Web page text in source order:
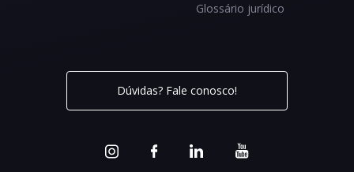
Glossário jurídico
Dúvidas? Fale conosco!